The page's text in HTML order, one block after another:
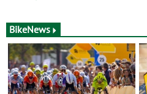
BikeNews